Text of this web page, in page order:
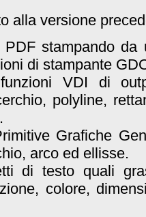
alla versione
stampando da
di stampante
VDI di
polyline,
Grafiche
arco ed ellisse.
di testo quali
colore,